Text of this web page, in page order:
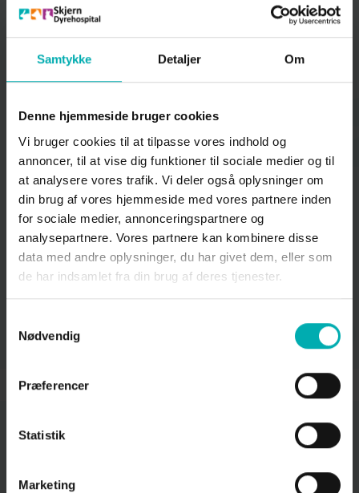
Samtykke Detaljer Om
Denne hjemmeside bruger cookies
Vi bruger cookies til at tilpasse vores indhold og
annoncer, til at vise dig funktioner til sociale medier og til
at analysere vores trafik. Vi deler også oplysninger om
din brug af vores hjemmeside med vores partnere inden
for sociale medier, annonceringspartnere og
analysepartnere. Vores partnere kan kombinere disse
data med andre oplysninger, du har givet dem, eller som
de har indsamlet fra din brug af deres tjenester.
Nødvendig
Præferencer
Statistik
Marketing
For hankatte er prisen kun 950 kr. du sparer 450 kr. i
Prisen er inklusiv øretatovering, registrering ved Dansk
Katteregister, smertebehandling og foderprøve.
Tilbuddet er gældende følgende dage i 2026:
d. 21/1, 18/2, 18/3, 15/4, 27/5, 24/6, 16/9, 28/10, 25/11
og 9/12
Der tages forbehold for eventuel datoændringer.
Vi anbefaler neutralisering af din kat for at forhindre
uønskede killinger og reducere risikoen for konflikter
med naboer. Neutralisering mindsker også risikoen for
slagsmål og skader samt hjælper med at holde katten
risikoen for livmoderbetændelse og mælkekirtelkræft
betydeligt.
Bredgade 82, 6900 Skjern